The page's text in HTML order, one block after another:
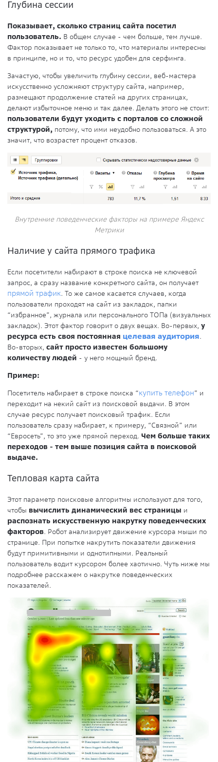
Глубина сессии
Показывает, сколько страниц сайта посетил
пользователь. В общем случае - чем больше, тем лучше.
Фактор показывает не только то, что материалы интересны
в принципе, но и то, что ресурс удобен для серфинга.
Зачастую, чтобы увеличить глубину сессии, веб-мастера
искусственно усложняют структуру сайта, например,
размещают продолжение статей на других страницах,
делают избыточное меню и так далее. Делать этого не стоит:
пользователи будут уходить с порталов со сложной
структурой, потому, что ими неудобно пользоваться. А это
значит, что возрастет процент отказов.
Внутренние поведенческие факторы на примере Яндекс
Метрики
Наличие у сайта прямого трафика
Если посетители набирают в строке поиска не ключевой
запрос, а сразу название конкретного сайта, он получает
прямой трафик. То же самое касается случаев, когда
пользователи проходят на сайт из закладок, папки
“избранное”, журнала или персонального ТОПа (визуальных
закладок). Этот фактор говорит о двух вещах. Во-первых, у
ресурса есть своя постоянная целевая аудитория.
Во-вторых, сайт просто известен большому
количеству людей - у него мощный бренд.
Пример:
Посетитель набирает в строке поиска “купить телефон” и
переходит на некий сайт из поисковой выдачи. В этом
случае ресурс получает поисковый трафик. Если
пользователь сразу набирает, к примеру, “Связной” или
“Евросеть”, то это уже прямой переход. Чем больше таких
переходов - тем выше позиция сайта в поисковой
выдаче.
Тепловая карта сайта
Этот параметр поисковые алгоритмы используют для того,
чтобы вычислить динамический вес страницы и
распознать искусственную накрутку поведенческих
факторов. Робот анализирует движение курсора мыши по
странице. При попытке накрутить показатели движения
будут примитивными и однотипными. Реальный
пользователь водит курсором более хаотично. Чуть ниже мы
подробнее расскажем о накрутке поведенческих
показателей.